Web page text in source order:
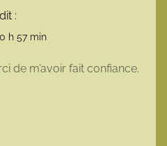
dit :
h 57 min
de m’avoir fait confiance.